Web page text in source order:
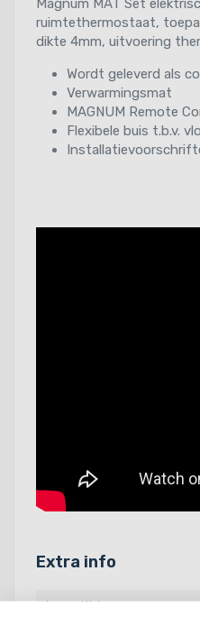
ruimtethermostaat,
dikte 4mm, uitvoering
Wordt geleverd als
Verwarmingsmat
MAGNUM Remote
Flexibele buis t.b.v.
Extra info
Levertijd: